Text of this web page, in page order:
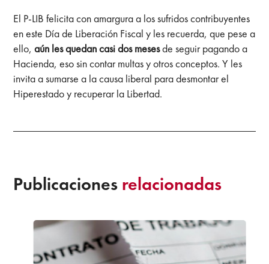
El P-LIB felicita con amargura a los sufridos contribuyentes
en este Día de Liberación Fiscal y les recuerda, que pese a
ello, aún les quedan casi dos mesesde seguir pagando a
Hacienda, eso sin contar multas y otros conceptos. Y les
invita a sumarse a la causa liberal para desmontar el
Hiperestado y recuperar la Libertad.
Publicaciones relacionadas